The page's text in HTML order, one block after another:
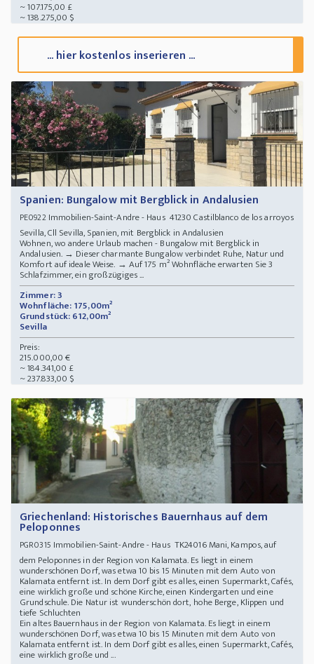
~ 107.175,00 £
~ 138.275,00 $
... hier kostenlos inserieren ...
Spanien: Bungalow mit Bergblick in Andalusien
PE0922Immobilien-Saint-Andre - Haus 41230 Castilblanco de los arroyos
Sevilla, Cll Sevilla, Spanien, mit Bergblick in Andalusien
Wohnen, wo andere Urlaub machen - Bungalow mit Bergblick in
Andalusien. → Dieser charmante Bungalow verbindet Ruhe, Natur und
Komfort auf ideale Weise. → Auf 175 m² Wohnfläche erwarten Sie 3
Schlafzimmer, ein großzügiges ...
Zimmer: 3
Wohnfläche: 175,00m²
Grundstück: 612,00m²
Sevilla
Preis:
215.000,00 €
~ 184.341,00 £
~ 237.833,00 $
Griechenland: Historisches Bauernhaus auf dem
Peloponnes
PGR0315 Immobilien-Saint-Andre - Haus TK24016 Mani, Kampos, auf
dem Peloponnes in der Region von Kalamata. Es liegt in einem
wunderschönen Dorf, was etwa 10 bis 15 Minuten mit dem Auto von
Kalamata entfernt ist. In dem Dorf gibt es alles, einen Supermarkt, Cafés,
eine wirklich große und schöne Kirche, einen Kindergarten und eine
Grundschule. Die Natur ist wunderschön dort, hohe Berge, Klippen und
tiefe Schluchten
Ein altes Bauernhaus in der Region von Kalamata. Es liegt in einem
wunderschönen Dorf, was etwa 10 bis 15 Minuten mit dem Auto von
Kalamata entfernt ist. In dem Dorf gibt es alles, einen Supermarkt, Cafés,
eine wirklich große und ...